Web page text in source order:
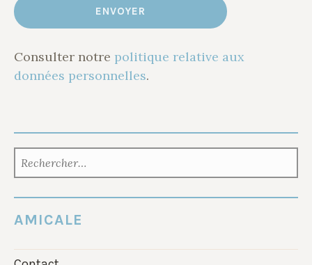
Consulter notre politique relative aux
données personnelles.
AMICALE